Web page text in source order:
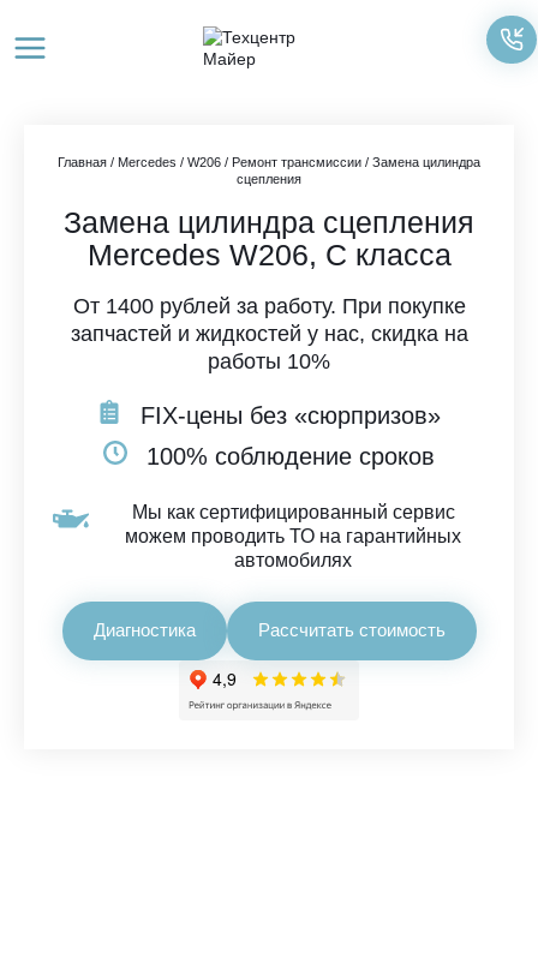
содержимому
Главная / Mercedes / W206 / Ремонт трансмиссии / Замена цилиндра
сцепления
Замена цилиндра сцепления
Mercedes W206, C класса
От 1400 рублей за работу. При покупке
запчастей и жидкостей у нас, скидка на
работы 10%
FIX-цены без «сюрпризов»
100% соблюдение сроков
Мы как сертифицированный сервис
можем проводить ТО на гарантийных
автомобилях
Диагностика Рассчитать стоимость